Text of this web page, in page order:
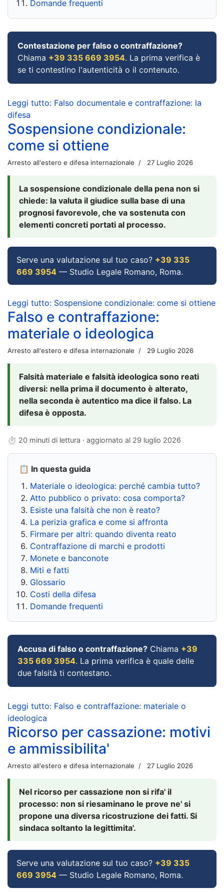
Domande frequenti
Contestazione per falso o contraffazione?
Chiama +39 335 669 3954. La prima verifica è
se ti contestino l'autenticità o il contenuto.
Leggi tutto: Falso documentale e contraffazione: la
difesa
Sospensione condizionale:
come si ottiene
Arresto all'estero e difesa internazionale 27 Luglio 2026
La sospensione condizionale della pena non si
chiede: la valuta il giudice sulla base di una
prognosi favorevole, che va sostenuta con
elementi concreti portati al processo.
Serve una valutazione sul tuo caso? +39 335
669 3954 — Studio Legale Romano, Roma.
Leggi tutto: Sospensione condizionale: come si ottiene
Falso e contraffazione:
materiale o ideologica
Arresto all'estero e difesa internazionale 29 Luglio 2026
Falsità materiale e falsità ideologica sono reati
diversi: nella prima il documento è alterato,
nella seconda è autentico ma dice il falso. La
difesa è opposta.
⏱ 20 minuti di lettura · aggiornato al 29 luglio 2026
📋 In questa guida
Materiale o ideologica: perché cambia tutto?
Atto pubblico o privato: cosa comporta?
Esiste una falsità che non è reato?
La perizia grafica e come si affronta
Firmare per altri: quando diventa reato
Contraffazione di marchi e prodotti
Monete e banconote
Miti e fatti
Glossario
Costi della difesa
Domande frequenti
Accusa di falso o contraffazione? Chiama +39
335 669 3954. La prima verifica è quale delle
due falsità ti contestano.
Leggi tutto: Falso e contraffazione: materiale o
ideologica
Ricorso per cassazione: motivi
e ammissibilita'
Arresto all'estero e difesa internazionale 27 Luglio 2026
Nel ricorso per cassazione non si rifa' il
processo: non si riesaminano le prove ne' si
propone una diversa ricostruzione dei fatti. Si
sindaca soltanto la legittimita'.
Serve una valutazione sul tuo caso? +39 335
669 3954 — Studio Legale Romano, Roma.